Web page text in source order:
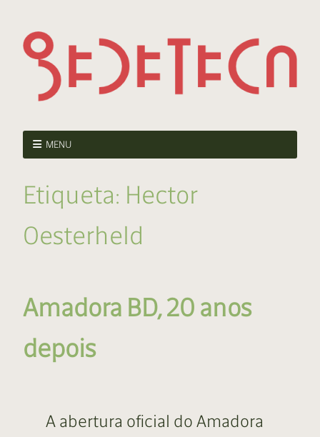
MENU
Etiqueta: Hector
Oesterheld
Amadora BD, 20 anos
depois
A abertura oficial do Amadora